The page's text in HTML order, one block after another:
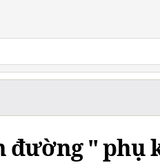
đường " phụ